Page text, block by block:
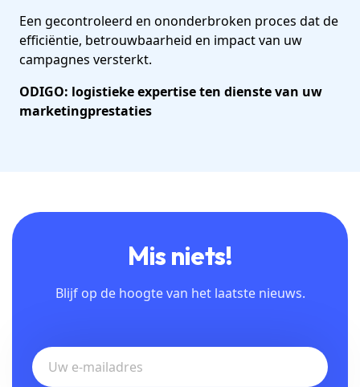
Een gecontroleerd en ononderbroken proces dat de
efficiëntie, betrouwbaarheid en impact van uw
campagnes versterkt.
ODIGO: logistieke expertise ten dienste van uw
marketingprestaties
Mis niets!
Blijf op de hoogte van het laatste nieuws.